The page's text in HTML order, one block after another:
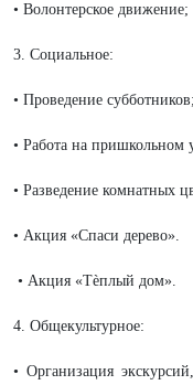
• Волонтерское движение;
3. Социальное:
• Проведение субботников;
• Работа на пришкольном
• Разведение комнатных
• Акция «Спаси дерево».
• Акция «Тѐплый дом».
4. Общекультурное:
• Организация